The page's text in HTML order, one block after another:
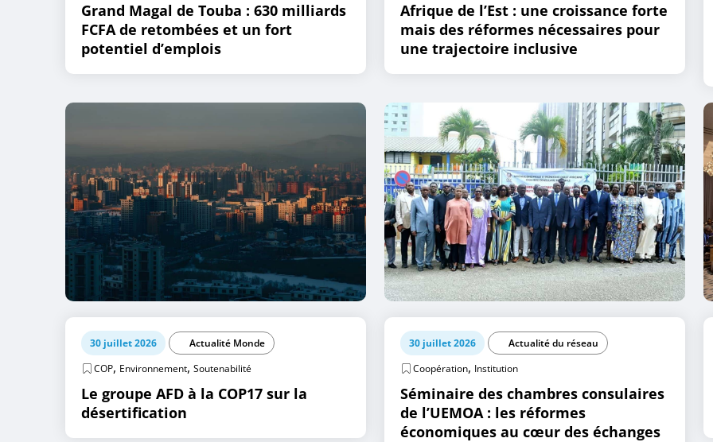
Grand Magal de Touba : 630 milliards
FCFA de retombées et un fort
potentiel d’emplois
Afrique de l’Est : une croissance forte
mais des réformes nécessaires pour
une trajectoire inclusive
30 juillet 2026
Actualité Monde
COP, Environnement, Soutenabilité
Le groupe AFD à la COP17 sur la
désertification
30 juillet 2026
Actualité du réseau
Coopération, Institution
Séminaire des chambres consulaires
de l’UEMOA : les réformes
économiques au cœur des échanges